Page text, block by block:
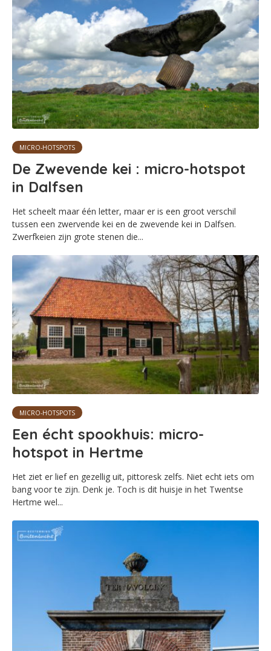
MICRO-HOTSPOTS
De Zwevende kei : micro-hotspot
in Dalfsen
Het scheelt maar één letter, maar er is een groot verschil
tussen een zwervende kei en de zwevende kei in Dalfsen.
Zwerfkeien zijn grote stenen die...
MICRO-HOTSPOTS
Een écht spookhuis: micro-
hotspot in Hertme
Het ziet er lief en gezellig uit, pittoresk zelfs. Niet echt iets om
bang voor te zijn. Denk je. Toch is dit huisje in het Twentse
Hertme wel...